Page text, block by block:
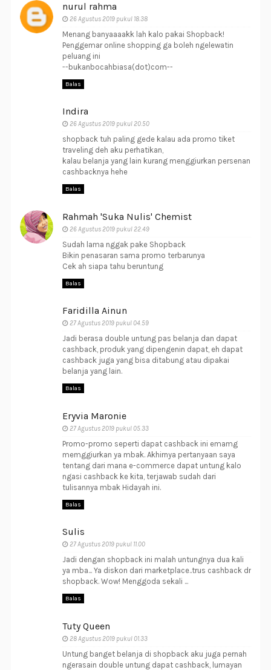
nurul rahma
26 Agustus 2019 pukul 18.38
Menang banyaaaakk lah kalo pakai Shopback!
Penggemar online shopping ga boleh ngelewatin
peluang ini
--bukanbocahbiasa(dot)com--
Balas
Indira
26 Agustus 2019 pukul 20.50
shopback tuh paling gede kalau ada promo tiket
traveling deh aku perhatikan,
kalau belanja yang lain kurang menggiurkan persenan
cashbacknya hehe
Balas
Rahmah 'Suka Nulis' Chemist
26 Agustus 2019 pukul 22.49
Sudah lama nggak pake Shopback
Bikin penasaran sama promo terbarunya
Cek ah siapa tahu beruntung
Balas
Faridilla Ainun
27 Agustus 2019 pukul 04.59
Jadi berasa double untung pas belanja dan dapat
cashback, produk yang dipengenin dapat, eh dapat
cashback juga yang bisa ditabung atau dipakai
belanja yang lain.
Balas
Eryvia Maronie
27 Agustus 2019 pukul 05.33
Promo-promo seperti dapat cashback ini emamg
memggiurkan ya mbak. Akhirnya pertanyaan saya
tentang dari mana e-commerce dapat untung kalo
ngasi cashback ke kita, terjawab sudah dari
tulisannya mbak Hidayah ini.
Balas
Sulis
27 Agustus 2019 pukul 11.00
Jadi dengan shopback ini malah untungnya dua kali
ya mba... Ya diskon dari marketplace..trus cashback dr
shopback. Wow! Menggoda sekali ...
Balas
Tuty Queen
28 Agustus 2019 pukul 01.33
Untung banget belanja di shopback aku juga pernah
ngerasain double untung dapat cashback, lumayan